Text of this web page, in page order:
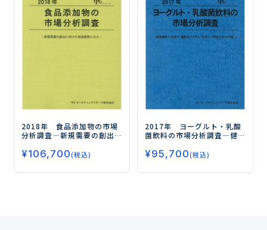
2018年 食品添加物の市場
分析調査―新規需要の創出
¥106,700(税込)
2017年 ヨーグルト・乳酸
菌飲料の市場分析調査―健
テム”を中心に市場の拡大が
続く―
¥95,700(税込)